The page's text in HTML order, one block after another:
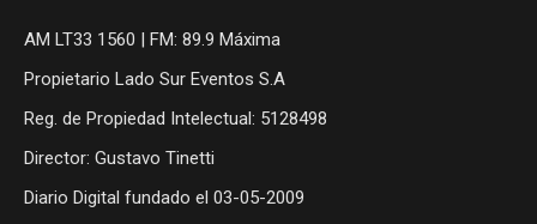
AM LT33 1560 | FM: 89.9 Máxima
Propietario Lado Sur Eventos S.A
Reg. de Propiedad Intelectual: 5128498
Director: Gustavo Tinetti
Diario Digital fundado el 03-05-2009